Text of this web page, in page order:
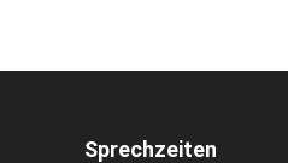
Sprechzeiten